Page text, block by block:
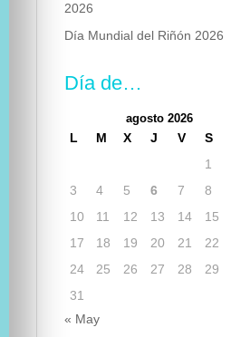
2026
Día Mundial del Riñón 2026
Día de…
agosto 2026
L M X J V S
1
3
4 5 6 7 8
10
11 12 13 14 15
17
18 19 20 21 22
24
25 26 27 28 29
31
« May